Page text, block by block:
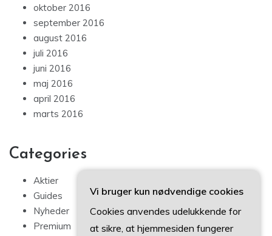
oktober 2016
september 2016
august 2016
juli 2016
juni 2016
maj 2016
april 2016
marts 2016
Categories
Aktier
Guides
Nyheder
Premium
Vi bruger kun nødvendige cookies
Cookies anvendes udelukkende for
at sikre, at hjemmesiden fungerer